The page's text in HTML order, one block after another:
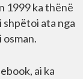
1999 ka thënë
shpëtoi ata nga
ai ka